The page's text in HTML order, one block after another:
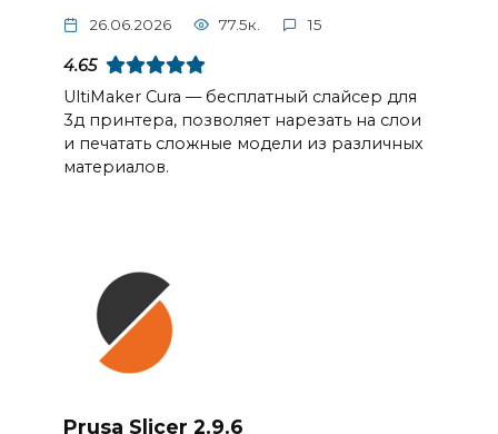
26.06.2026 77.5к. 15
4.65
UltiMaker Cura — бесплатный слайсер для
3д принтера, позволяет нарезать на слои
и печатать сложные модели из различных
материалов.
Prusa Slicer 2.9.6